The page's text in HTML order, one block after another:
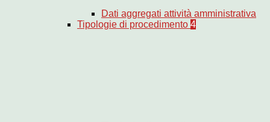
Dati aggregati attività amministrativa
Tipologie di procedimento 4